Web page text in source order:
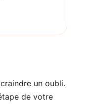
un oubli.
de votre